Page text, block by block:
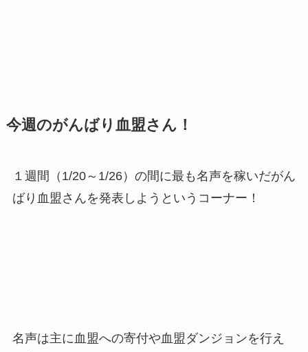
今週のがんばり血盟さん！
１週間（1/20～1/26）の間に最も名声を稼いだがん
ばり血盟さんを発表しようというコーナー！
名声は主に血盟への寄付や血盟ダンジョンを行え